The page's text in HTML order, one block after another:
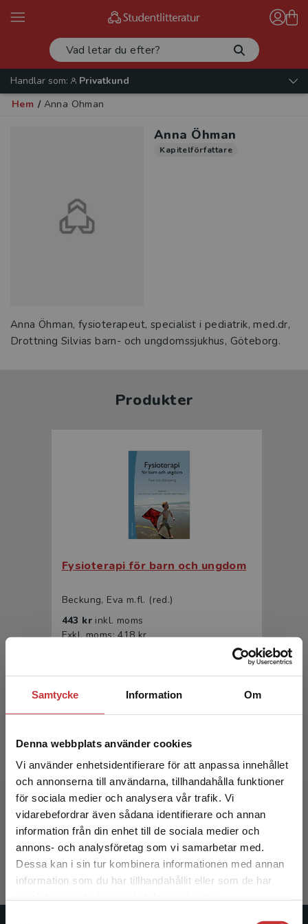
Samtycke Information Om
Denna webbplats använder cookies
Vi använder enhetsidentifierare för att anpassa innehållet
och annonserna till användarna, tillhandahålla funktioner
för sociala medier och analysera vår trafik. Vi
vidarebefordrar även sådana identifierare och annan
information från din enhet till de sociala medier och
annons- och analysföretag som vi samarbetar med.
Dessa kan i sin tur kombinera informationen med annan
information som du har tillhandahållit eller som de har
Begränsad fraktregion
Det verkar som att du besöker
studentlitteratur.se via en enhet utanför Sverige.
Vi erbjuder inte leveranser utanför Sverige. För
Handlar som:
Privatkund
Hem / Anna Öhman
Anna Öhman
Kapitelförfattare
Anna Öhman, fysioterapeut, specialist i pediatrik, med.dr,
Drottning Silvias barn- och ungdomssjukhus, Göteborg.
Produkter
Fysioterapi för barn och ungdom
Beckung, Eva m.fl. (red.)
443 kr inkl. moms
Exkl. moms: 418 kr
Fysioterapi för barn och ungdom
Beckung, Eva m.fl. (red.)
277 krinkl. moms
Exkl. moms: 261 kr